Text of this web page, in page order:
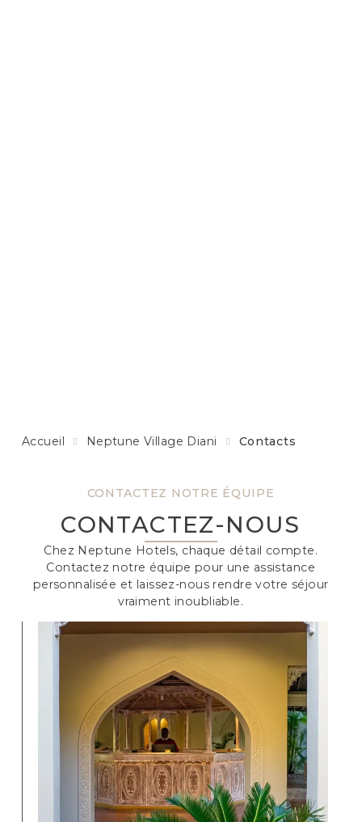
CONTACTEZ NOTRE ÉQUIPE
CONTACTEZ-NOUS
Chez Neptune Hotels, chaque détail compte.
Contactez notre équipe pour une assistance
personnalisée et laissez-nous rendre votre séjour
vraiment inoubliable.
Accueil Neptune Village Diani Contacts